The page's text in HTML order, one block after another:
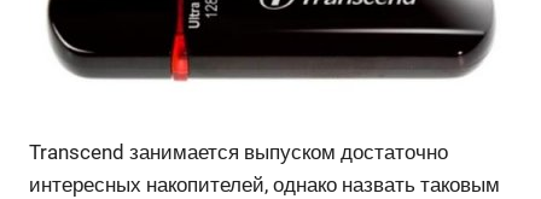
Transcend занимается выпуском достаточно
интересных накопителей, однако назвать таковым